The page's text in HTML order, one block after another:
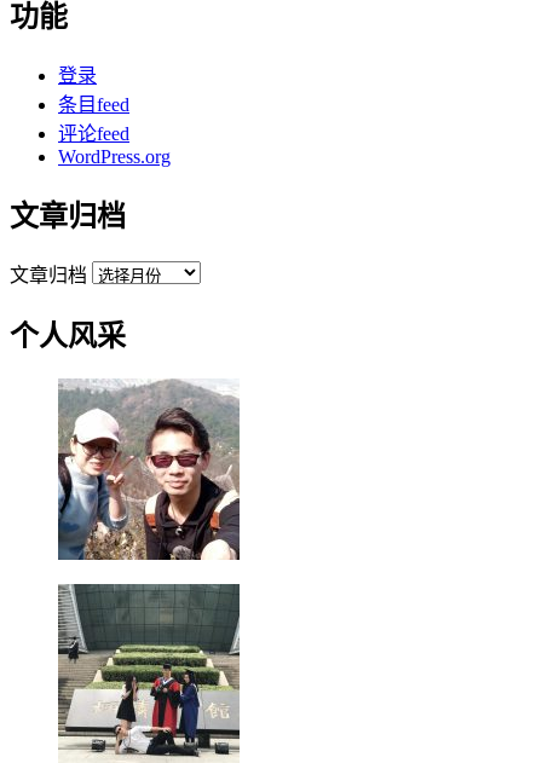
功能
登录
条目feed
评论feed
WordPress.org
文章归档
文章归档
个人风采